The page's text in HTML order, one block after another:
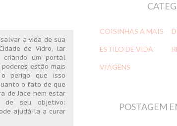
a vida de sua
de Vidro, lar
criando um portal
estão mais
perigo que isso
o fato de que
de Jace nem estar
de seu objetivo:
ajudá-la a curar
COISINHAS A MAIS
ESTILO DE VIDA
VIAGENS
POSTAGEM